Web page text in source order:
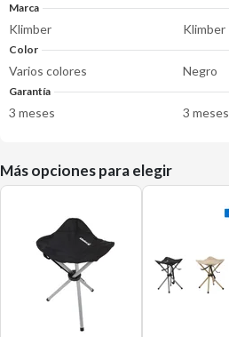
Marca
Klimber Klimber
Color
Varios colores Negro
Garantía
3 meses 3 meses
Más opciones para elegir